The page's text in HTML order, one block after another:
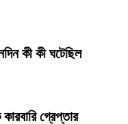
কী কী ঘটেছিল
গ্রেপ্তার